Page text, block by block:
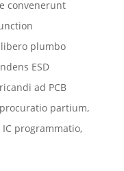
convenerunt
libero plumbo
ESD
ad PCB
procuratio partium,
IC programmatio,